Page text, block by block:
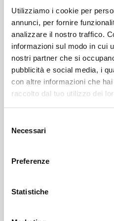
Utilizziamo i cookie per
annunci, per fornire
analizzare il nostro traffico.
informazioni sul modo in cui
nostri partner che si
pubblicità e social media, i
con altre informazioni che
raccolto dal tuo utilizzo dei
delNecessari
Preferenze
Statistiche
San Materno di Ascona. È
programma Extra Time Plus
ha sviluppato la creazione
Festival, SüdPol Lucerna,
Bologna, Spazio Elle Locarno
Bianca Berger
Presentazione
presentazione work in